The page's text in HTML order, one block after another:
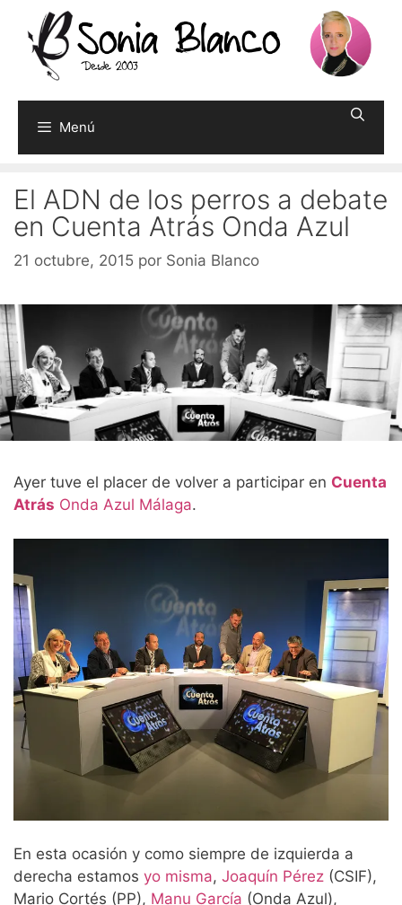
contenido
Menú
El ADN de los perros a debate
en Cuenta Atrás Onda Azul
21 octubre, 2015 por Sonia Blanco
Ayer tuve el placer de volver a participar en Cuenta
Atrás Onda Azul Málaga.
En esta ocasión y como siempre de izquierda a
derecha estamos yo misma, Joaquín Pérez (CSIF),
Mario Cortés (PP), Manu García (Onda Azul),